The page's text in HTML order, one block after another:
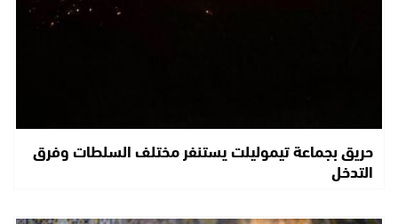
حريق بجماعة تيموليلت يستنفر مختلف السلطات وفرق
التدخل